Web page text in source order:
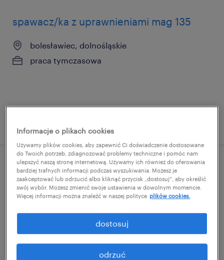
spawacz/ka z uprawnieniami mag 135
bolesławiec, dolnośląskie
praca tymczasowa
operator maszyn / operatorka maszyn
bolesławiec, dolnośląskie
PLN5,110 miesięcznie
Informacje o plikach cookies
Używamy plików cookies, aby zapewnić Ci doświadczenie dostosowane
do Twoich potrzeb, zdiagnozować problemy techniczne i pomóc nam
ulepszyć naszą stronę internetową. Używamy ich również do oferowania
bardziej trafnych informacji podczas wyszukiwania. Możesz je
zaakceptować lub odrzucić albo kliknąć przycisk „dostosuj”, aby określić
swój wybór. Możesz zmienić swoje ustawienia w dowolnym momencie.
Więcej informacji można znaleźć w naszej polityce plików cookies.
odrzuć
dostosuj